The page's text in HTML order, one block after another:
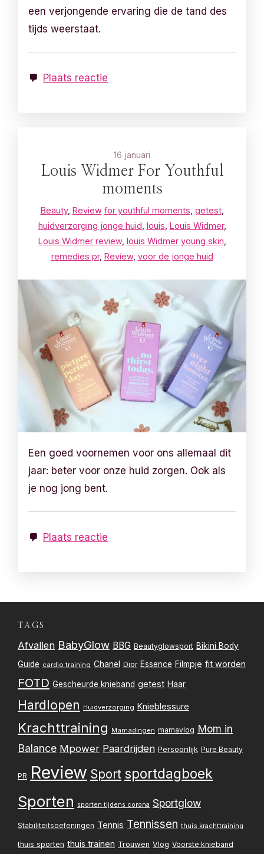
een verjongende ervaring die de tand des
tijds weerstaat.
Plaats reactie
16 januari
Louis Widmer For Youthful
moments
Beauty, Review for youthful moments, getest,
huidverzorging jonge huid, louis, Louis Widmer,
Louis Widmer review, louis Widmer young skin,
remedies pr, Review, voor de jonge huid
Een goed voornemen voor ons allemaal dit
jaar: beter voor onze huid zorgen. Ook als
je nog jong bent.
Plaats reactie
TAGS
Afvallen BabyGlow BBG Beautyglowsport Bikini Body
Guide cardio training Chanel Dior Essence Filmpje fit worden
FOTD Gescheurde knieband getest Haar
Hardlopen Huidverzorging Knieblessure
Krachttraining Mamadingen mamavlog Mom in
Balance Mpower Paardrijden Persoonlijk Pure Beauty
PR Review Sport sportdagboek
Sporten sporten tijdens corona Sportglow
Stabiliteitsoefeningen Tennis Tennissen thuis krachttraining
thuis sporten thuis trainen Trouwen Vlog Voorste knieband